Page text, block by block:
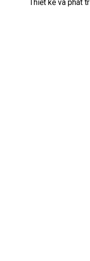
Thiết kế và phát